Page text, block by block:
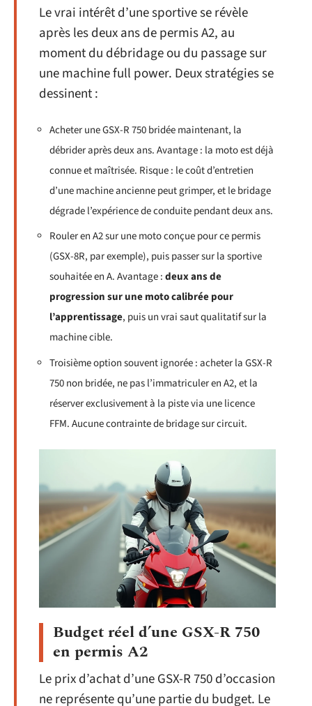
Le vrai intérêt d’une sportive se révèle
après les deux ans de permis A2, au
moment du débridage ou du passage sur
une machine full power. Deux stratégies se
dessinent :
Acheter une GSX-R 750 bridée maintenant, la
débrider après deux ans. Avantage : la moto est déjà
connue et maîtrisée. Risque : le coût d’entretien
d’une machine ancienne peut grimper, et le bridage
dégrade l’expérience de conduite pendant deux ans.
Rouler en A2 sur une moto conçue pour ce permis
(GSX-8R, par exemple), puis passer sur la sportive
souhaitée en A. Avantage :deux ans de
progression sur une moto calibrée pour
l’apprentissage, puis un vrai saut qualitatif sur la
machine cible.
Troisième option souvent ignorée : acheter la GSX-R
750 non bridée, ne pas l’immatriculer en A2, et la
réserver exclusivement à la piste via une licence
FFM. Aucune contrainte de bridage sur circuit.
Budget réel d’une GSX-R 750
en permis A2
Le prix d’achat d’une GSX-R 750 d’occasion
ne représente qu’une partie du budget. Le